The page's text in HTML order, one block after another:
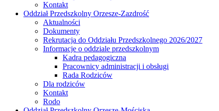
Kontakt
Oddział Przedszkolny Orzesze-Zazdrość
Aktualności
Dokumenty
Rekrutacja do Oddziału Przedszkolnego 2026/2027
Informacje o oddziale przedszkolnym
Kadra pedagogiczna
Pracownicy administracji i obsługi
Rada Rodziców
Dla rodziców
Kontakt
Rodo